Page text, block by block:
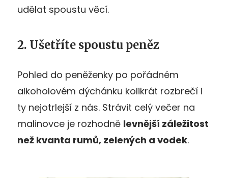
udělat spoustu věcí.
2. Ušetříte spoustu peněz
Pohled do peněženky po pořádném
alkoholovém dýchánku kolikrát rozbrečí i
ty nejotrlejší z nás. Strávit celý večer na
malinovce je rozhodně levnější záležitost
než kvanta rumů, zelených a vodek.